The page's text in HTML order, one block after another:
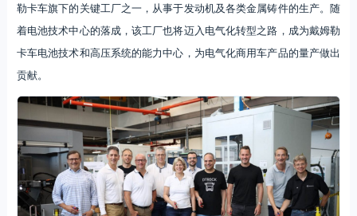
勒卡车旗下的关键工厂之一，从事于发动机及各类金属铸件的生产。随
着电池技术中心的落成，该工厂也将迈入电气化转型之路，成为戴姆勒
卡车电池技术和高压系统的能力中心，为电气化商用车产品的量产做出
贡献。